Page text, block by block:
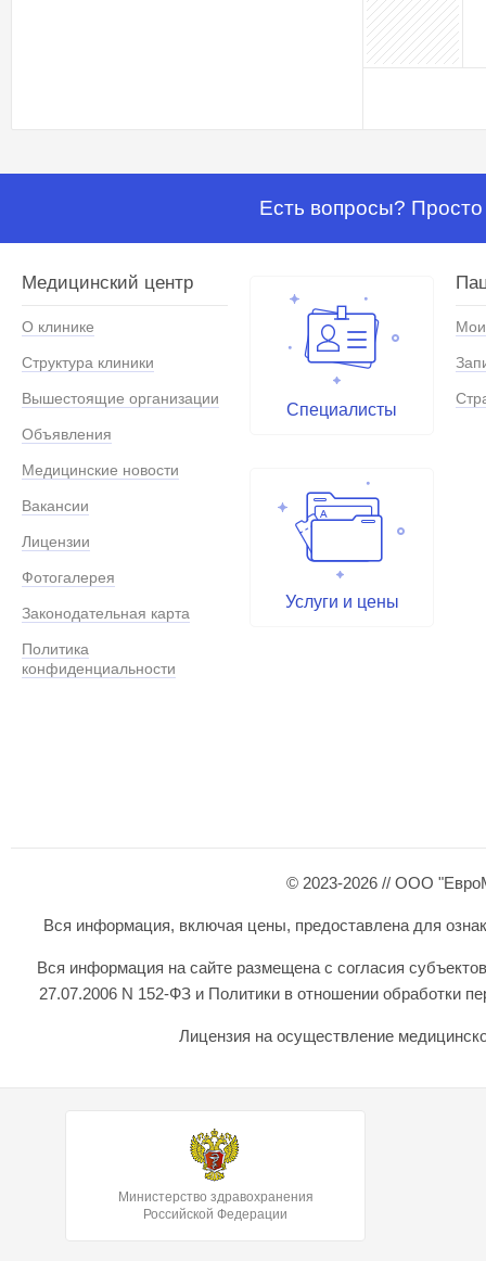
Есть вопросы?
Медицинский центр
О клинике
Структура клиники
Вышестоящие организации
Объявления
Медицинские новости
Вакансии
Лицензии
Фотогалерея
Законодательная карта
Политика
конфиденциальности
Специалисты
Услуги и цены
© 2023-2026 // ООО
Вся информация, включая цены, предоставлена для
Вся информация на сайте размещена с согласия
27.07.2006 N 152-ФЗ и Политики в отношении обработки
Лицензия на осуществление
Министерство здравохранения
Российской Федерации